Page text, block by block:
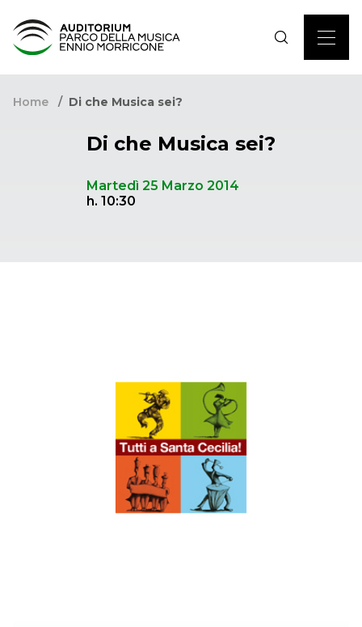
Home Di che Musica sei?
Di che Musica sei?
Martedì 25 Marzo 2014
h. 10:30